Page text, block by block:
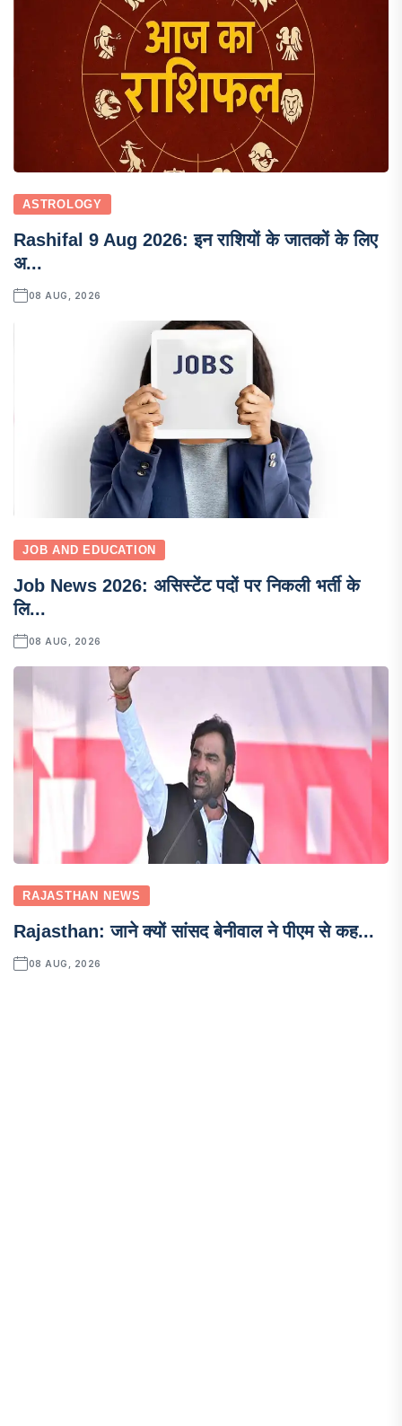
ASTROLOGY
Rashifal 9 Aug 2026: इन राशियों के जातकों के लिए
अ...
08 AUG, 2026
JOB AND EDUCATION
Job News 2026: असिस्टेंट पदों पर निकली भर्ती के
लि...
08 AUG, 2026
RAJASTHAN NEWS
Rajasthan: जाने क्यों सांसद बेनीवाल ने पीएम से कह...
08 AUG, 2026